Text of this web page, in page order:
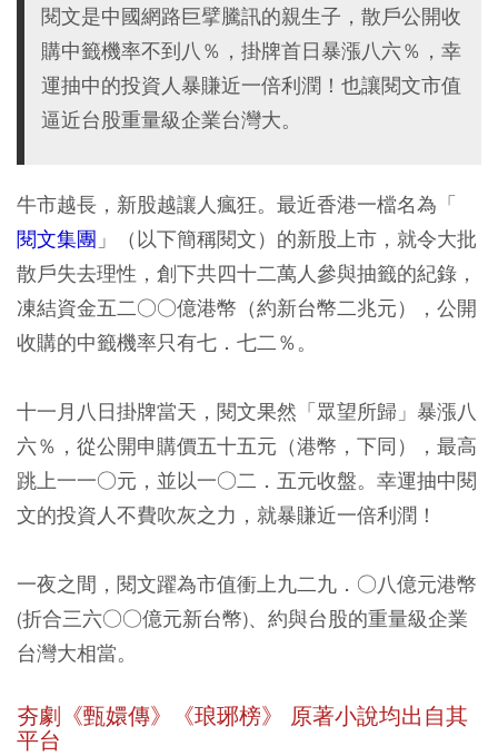
閱文是中國網路巨擘騰訊的親生子，散戶公開收
購中籤機率不到八％，掛牌首日暴漲八六％，幸
運抽中的投資人暴賺近一倍利潤！也讓閱文市值
逼近台股重量級企業台灣大。
牛市越長，新股越讓人瘋狂。最近香港一檔名為「
閱文集團 」（以下簡稱閱文）的新股上市，就令大批
散戶失去理性，創下共四十二萬人參與抽籤的紀錄，
凍結資金五二○○億港幣（約新台幣二兆元），公開
收購的中籤機率只有七．七二％。
十一月八日掛牌當天，閱文果然「眾望所歸」暴漲八
六％，從公開申購價五十五元（港幣，下同），最高
跳上一一○元，並以一○二．五元收盤。幸運抽中閱
文的投資人不費吹灰之力，就暴賺近一倍利潤！
一夜之間，閱文躍為市值衝上九二九．○八億元港幣
(折合三六○○億元新台幣)、約與台股的重量級企業
台灣大相當。
夯劇《甄嬛傳》《琅琊榜》 原著小說均出自其
平台